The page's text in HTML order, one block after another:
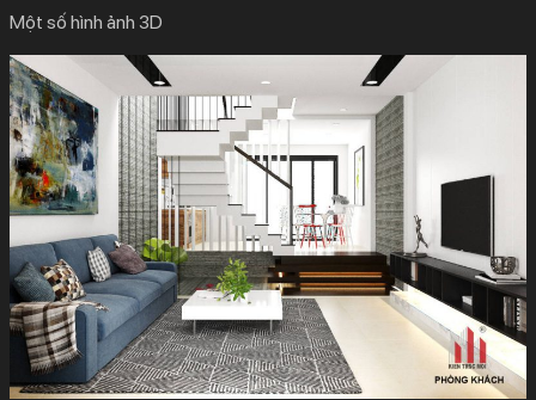
Một số hình ảnh 3D